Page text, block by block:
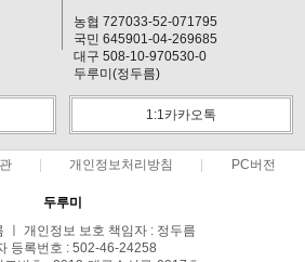
농협 727033-52-071795
국민 645901-04-269685
대구 508-10-970530-0
두루미(정두름)
1:1카카오톡
개인정보처리방침 PC버전
두루미
ㅣ 개인정보 보호 책임자 : 정두름
등록번호 : 502-46-24258